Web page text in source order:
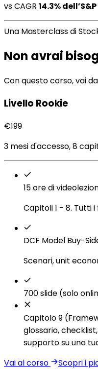
vs CAGR 14.3%
Una Masterclass di
Non avrai
Con questo corso, vai
Livello Rookie
€199
3 mesi d'accesso, 8
15 ore di
Capitoli 1 - 8. Tutti
DCF Model Buy-
Scenari, unit
700 slide (solo
Capitolo 9
glossario,
supporto su una
Vai al corso
Scopri i